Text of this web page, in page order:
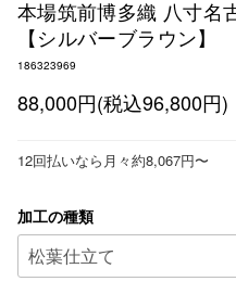
本場筑前博多織 八寸名
【シルバーブラウン】
186323969
88,000円(税込96,800円)
12回払いなら月々約8,067円〜
加工の種類